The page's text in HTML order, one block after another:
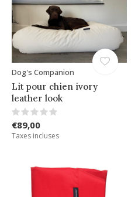
Dog's Companion
Lit pour chien ivory
leather look
€89,00
Taxes incluses